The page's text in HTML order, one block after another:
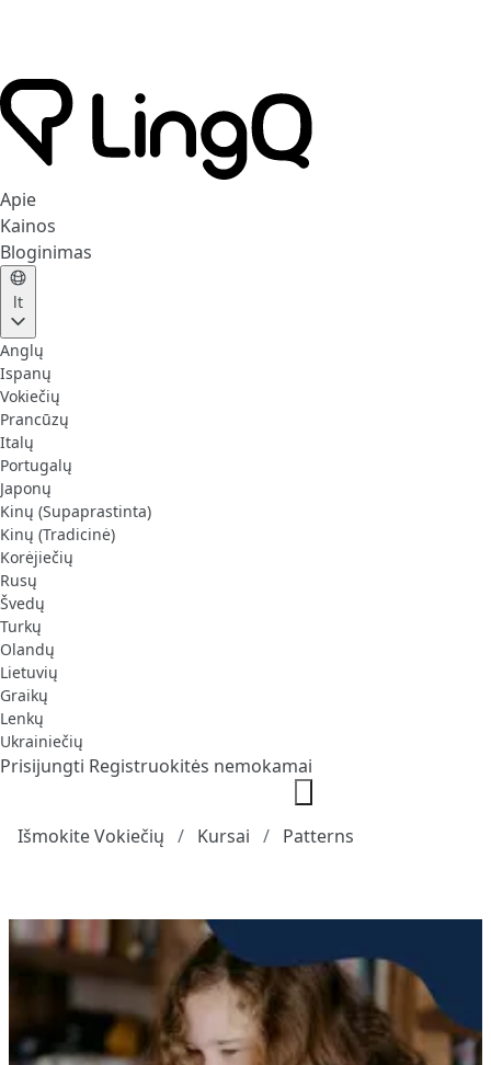
Apie
Kainos
Bloginimas
lt
Anglų
Ispanų
Vokiečių
Prancūzų
Italų
Portugalų
Japonų
Kinų (Supaprastinta)
Kinų (Tradicinė)
Korėjiečių
Rusų
Švedų
Turkų
Olandų
Lietuvių
Graikų
Lenkų
Ukrainiečių
Prisijungti Registruokitės nemokamai
Išmokite Vokiečių Kursai Patterns